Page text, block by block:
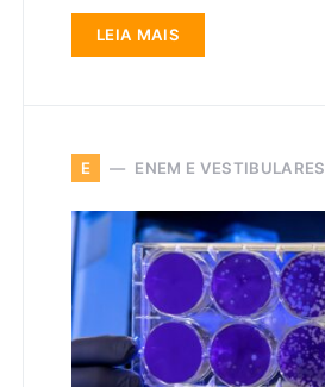
LEIA MAIS
E ENEM E VESTIBULARES